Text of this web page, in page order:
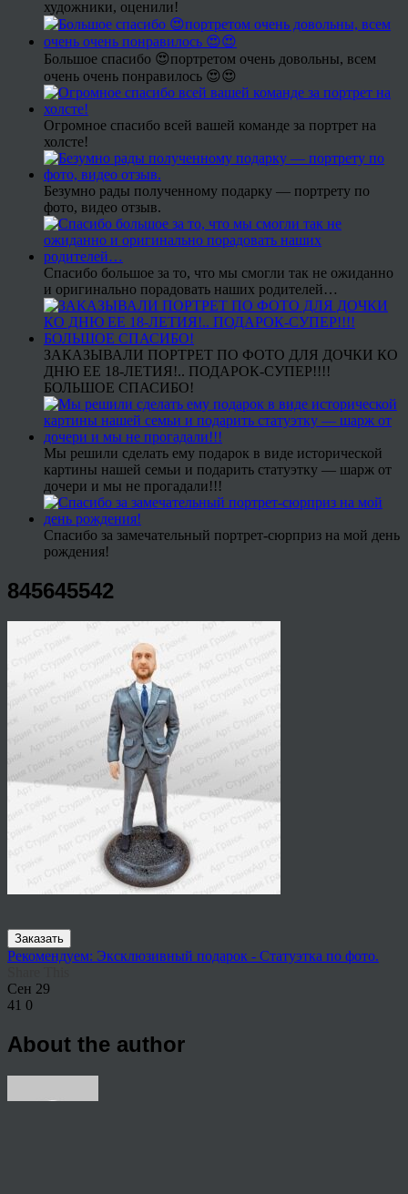
художники, оценили!
Большое спасибо 😍портретом очень довольны, всем
очень очень понравилось 😍😍
Огромное спасибо всей вашей команде за портрет на
холсте!
Безумно рады полученному подарку — портрету по
фото, видео отзыв.
Спасибо большое за то, что мы смогли так не ожиданно
и оригинально порадовать наших родителей…
ЗАКАЗЫВАЛИ ПОРТРЕТ ПО ФОТО ДЛЯ ДОЧКИ КО
ДНЮ ЕЕ 18-ЛЕТИЯ!.. ПОДАРОК-СУПЕР!!!!
БОЛЬШОЕ СПАСИБО!
Мы решили сделать ему подарок в виде исторической
картины нашей семьи и подарить статуэтку — шарж от
дочери и мы не прогадали!!!
Спасибо за замечательный портрет-сюрприз на мой день
рождения!
845645542
Заказать
Рекомендуем: Эксклюзивный подарок - Статуэтка по фото.
Сен 29
41 0
About the author